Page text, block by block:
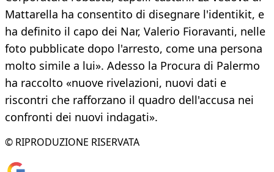
Mattarella ha consentito di disegnare l'identikit, e
ha definito il capo dei Nar, Valerio Fioravanti, nelle
foto pubblicate dopo l'arresto, come una persona
molto simile a lui». Adesso la Procura di Palermo
ha raccolto «nuove rivelazioni, nuovi dati e
riscontri che rafforzano il quadro dell'accusa nei
confronti dei nuovi indagati».
© RIPRODUZIONE RISERVATA